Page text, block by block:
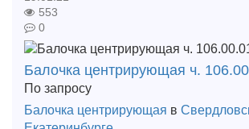
553
0
Балочка центрирующая ч.
По запросу
Балочка центрирующая в